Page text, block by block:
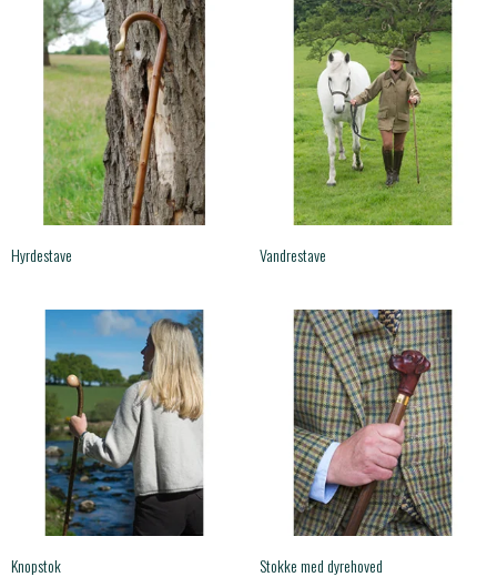
Hyrdestave Vandrestave
Knopstok Stokke med dyrehoved